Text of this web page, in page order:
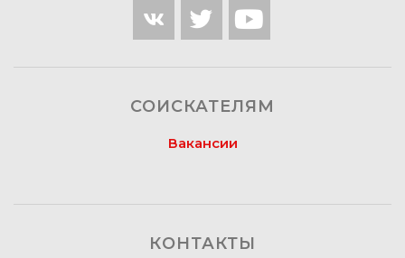
СОИСКАТЕЛЯМ
Вакансии
КОНТАКТЫ